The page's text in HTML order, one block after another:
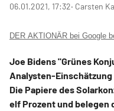
06.01.2021, 17:32‧ Carsten
DER AKTIONÄR bei Google
Joe Bidens "Grünes
Analysten-
Die Papiere des
elf Prozent und belegen